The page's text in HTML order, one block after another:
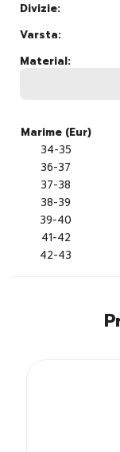
Divizie:
Varsta:
Material:
Marime (Eur)
34-35
36-37
37-38
38-39
39-40
41-42
42-43